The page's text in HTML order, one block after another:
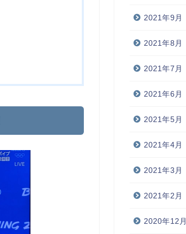
2021年9月
2021年8月
2021年7月
2021年6月
2021年5月
2021年4月
2021年3月
2021年2月
2020年12月